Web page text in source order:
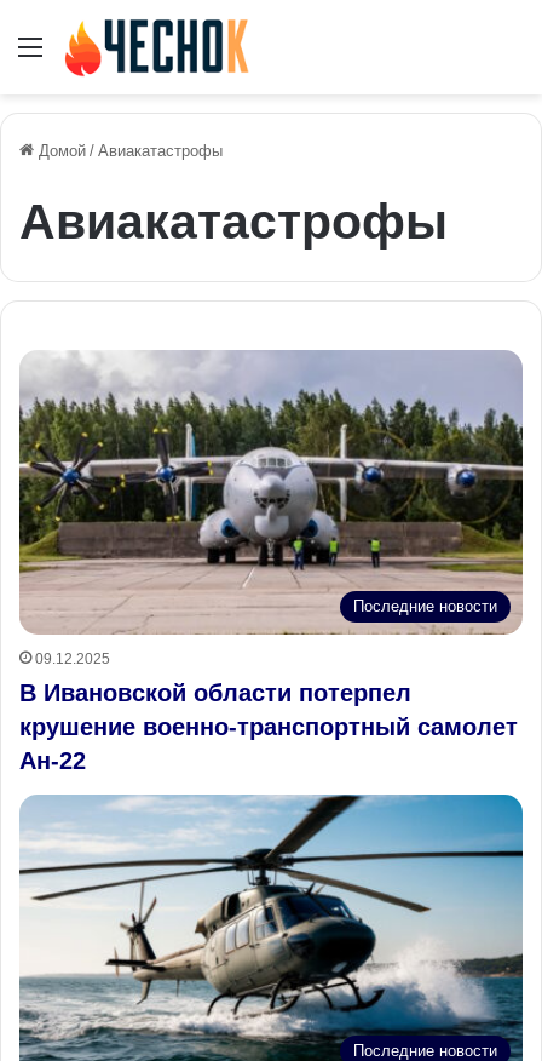
Меню
Домой / Авиакатастрофы
Авиакатастрофы
Последние новости
09.12.2025
В Ивановской области потерпел
крушение военно-транспортный самолет
Ан-22
Последние новости